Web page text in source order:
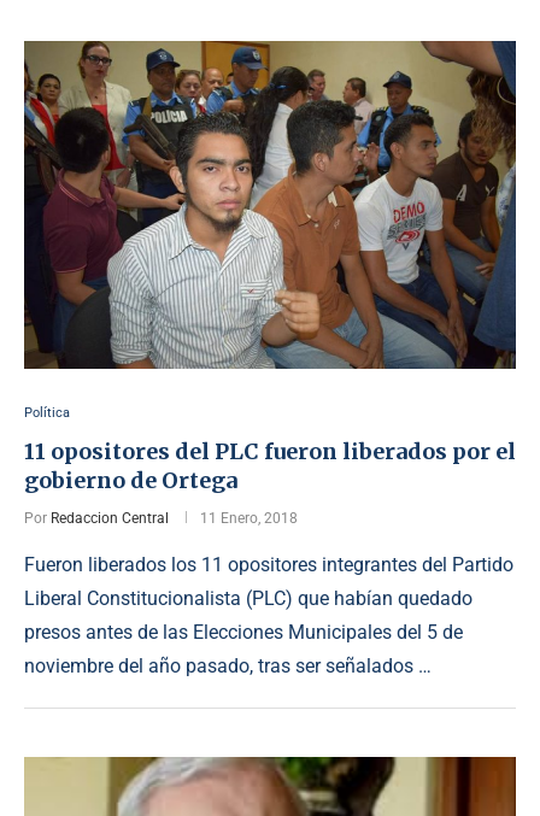
Política
11 opositores del PLC fueron liberados por el
gobierno de Ortega
Por Redaccion Central 11 Enero, 2018
Fueron liberados los 11 opositores integrantes del Partido
Liberal Constitucionalista (PLC) que habían quedado
presos antes de las Elecciones Municipales del 5 de
noviembre del año pasado, tras ser señalados …